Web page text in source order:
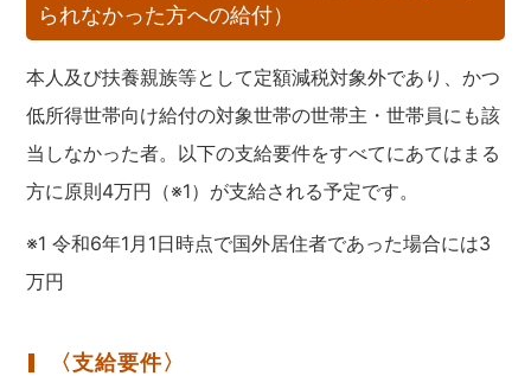
られなかった方への給付）
本人及び扶養親族等として定額減税対象外であり、かつ
低所得世帯向け給付の対象世帯の世帯主・世帯員にも該
当しなかった者。以下の支給要件をすべてにあてはまる
方に原則4万円（※1）が支給される予定です。
※1 令和6年1月1日時点で国外居住者であった場合には3
万円
〈支給要件〉